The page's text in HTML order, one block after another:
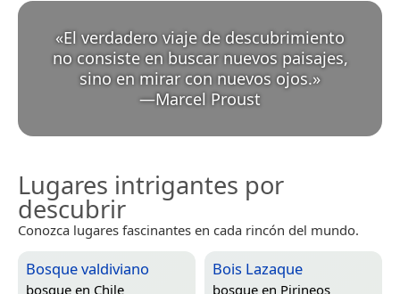
«El verdadero viaje de descubrimiento
no consiste en buscar nuevos paisajes,
sino en mirar con nuevos ojos.
—Marcel Proust
Lugares intrigantes por
descubrir
Conozca lugares fascinantes en cada rincón del mundo.
Bosque valdiviano
bosque en Chile
Bois Lazaque
bosque en Pirineos